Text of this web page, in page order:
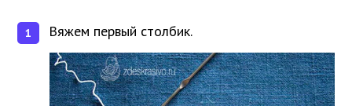
Вяжем первый столбик.